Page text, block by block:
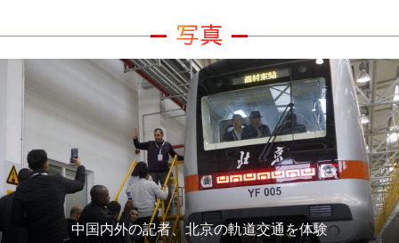
中国内外の記者、北京の軌道交通を体験